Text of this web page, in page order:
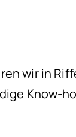
wir in
Know-